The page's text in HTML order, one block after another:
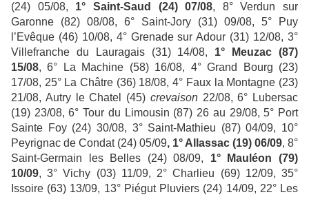
(24) 05/08, 1° Saint-Saud (24) 07/08, 8° Verdun sur
Garonne (82) 08/08, 6° Saint-Jory (31) 09/08, 5° Puy
l’Evêque (46) 10/08, 4° Grenade sur Adour (31) 12/08, 3°
Villefranche du Lauragais (31) 14/08, 1° Meuzac (87)
15/08, 6° La Machine (58) 16/08, 4° Grand Bourg (23)
17/08, 25° La Châtre (36) 18/08, 4° Faux la Montagne (23)
21/08, Autry le Chatel (45) crevaison 22/08, 6° Lubersac
(19) 23/08, 6° Tour du Limousin (87) 26 au 29/08, 5° Port
Sainte Foy (24) 30/08, 3° Saint-Mathieu (87) 04/09, 10°
Peyrignac de Condat (24) 05/09, 1° Allassac (19) 06/09, 8°
Saint-Germain les Belles (24) 08/09, 1° Mauléon (79)
10/09, 3° Vichy (03) 11/09, 2° Charlieu (69) 12/09, 35°
Issoire (63) 13/09, 13° Piégut Pluviers (24) 14/09, 22° Les